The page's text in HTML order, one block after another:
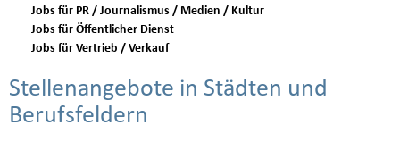
Jobs für PR / Journalismus / Medien / Kultur
Jobs für Öffentlicher Dienst
Jobs für Vertrieb / Verkauf
Stellenangebote in Städten und
Berufsfeldern